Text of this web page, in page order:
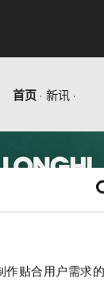
作贴合用户需求
首页 新讯